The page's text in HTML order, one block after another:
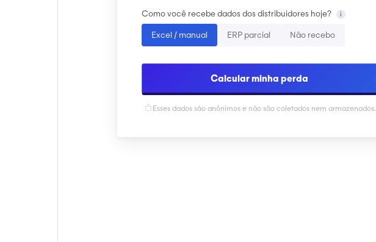
Como você recebe dados dos distribuidores hoje? i
Excel / manual ERP parcial Não recebo
Calcular minha perda
Esses dados são anônimos e não são coletados nem armazenados.